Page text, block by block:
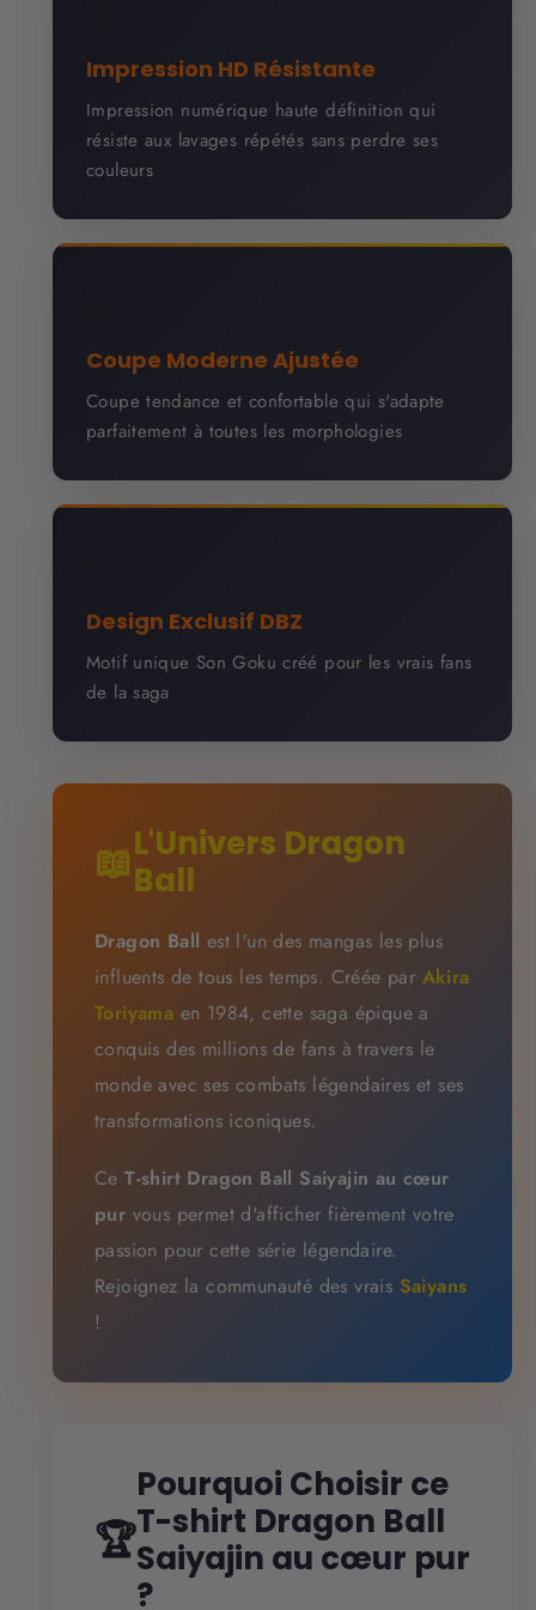
Impression HD Résistante
Impression numérique haute définition qui
résiste aux lavages répétés sans perdre ses
couleurs
Coupe Moderne Ajustée
Coupe tendance et confortable qui s'adapte
parfaitement à toutes les morphologies
Design Exclusif DBZ
Motif unique Son Goku créé pour les vrais fans
de la saga
📖L'Univers Dragon
Ball
Dragon Ball est l'un des mangas les plus
influents de tous les temps. Créée par Akira
Toriyama en 1984, cette saga épique a
conquis des millions de fans à travers le
monde avec ses combats légendaires et ses
transformations iconiques.
CeT-shirt Dragon Ball Saiyajin au cœur
pur vous permet d'afficher fièrement votre
passion pour cette série légendaire.
Rejoignez la communauté des vrais Saiyans
!
🏆
Pourquoi Choisir ce
T-shirt Dragon Ball
Saiyajin au cœur pur
?